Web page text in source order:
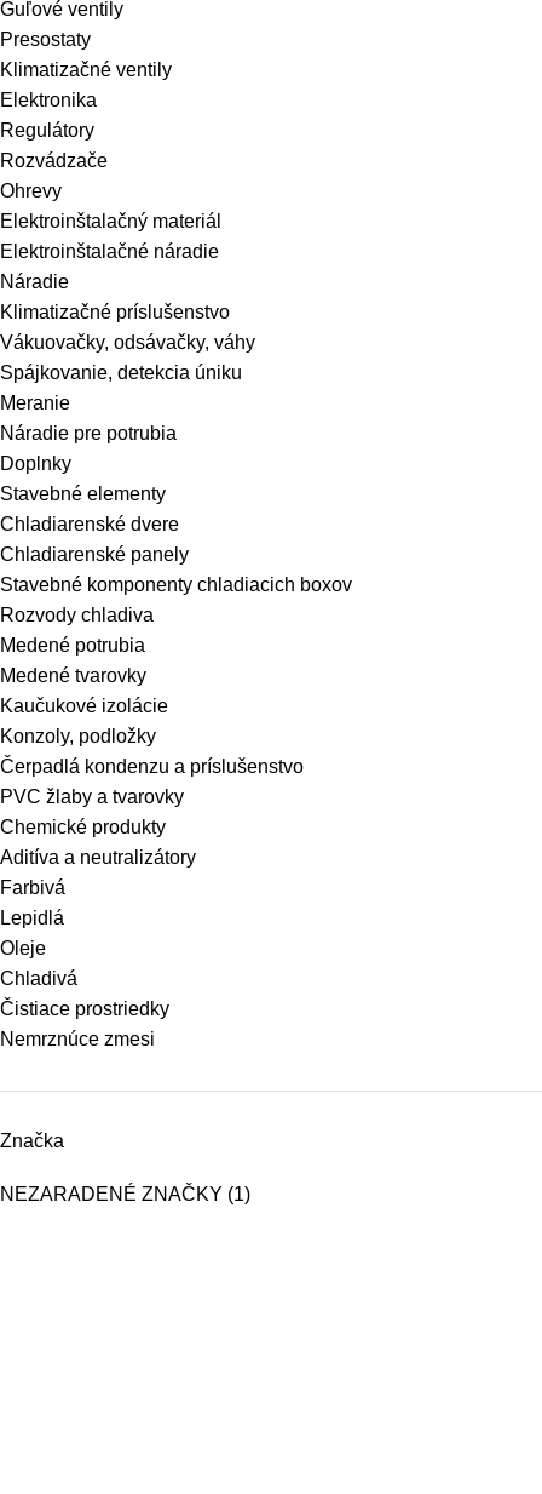
Guľové ventily
Presostaty
Klimatizačné ventily
Elektronika
Regulátory
Rozvádzače
Ohrevy
Elektroinštalačný materiál
Elektroinštalačné náradie
Náradie
Klimatizačné príslušenstvo
Vákuovačky, odsávačky, váhy
Spájkovanie, detekcia úniku
Meranie
Náradie pre potrubia
Doplnky
Stavebné elementy
Chladiarenské dvere
Chladiarenské panely
Stavebné komponenty chladiacich boxov
Rozvody chladiva
Medené potrubia
Medené tvarovky
Kaučukové izolácie
Konzoly, podložky
Čerpadlá kondenzu a príslušenstvo
PVC žlaby a tvarovky
Chemické produkty
Aditíva a neutralizátory
Farbivá
Lepidlá
Oleje
Chladivá
Čistiace prostriedky
Nemrznúce zmesi
Značka
NEZARADENÉ ZNAČKY (1)